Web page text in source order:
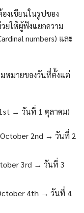
งเขียนในรูปของ
วยให้ผู้ฟังแยกความ
numbers) และ
หมายของวันที่ตั้งแต่
→ วันที่ 1 ตุลาคม)
2nd → วันที่ 2
3rd → วันที่ 3
4th → วันที่ 4